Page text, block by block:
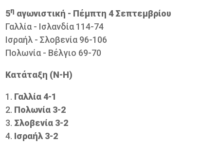
5η αγωνιστική - Πέμπτη 4 Σεπτεμβρίου
Γαλλία - Ισλανδία 114-74
Ισραήλ - Σλοβενία 96-106
Πολωνία - Βέλγιο 69-70
Κατάταξη (Ν-Η)
Γαλλία 4-1
Πολωνία 3-2
Σλοβενία 3-2
Ισραήλ 3-2